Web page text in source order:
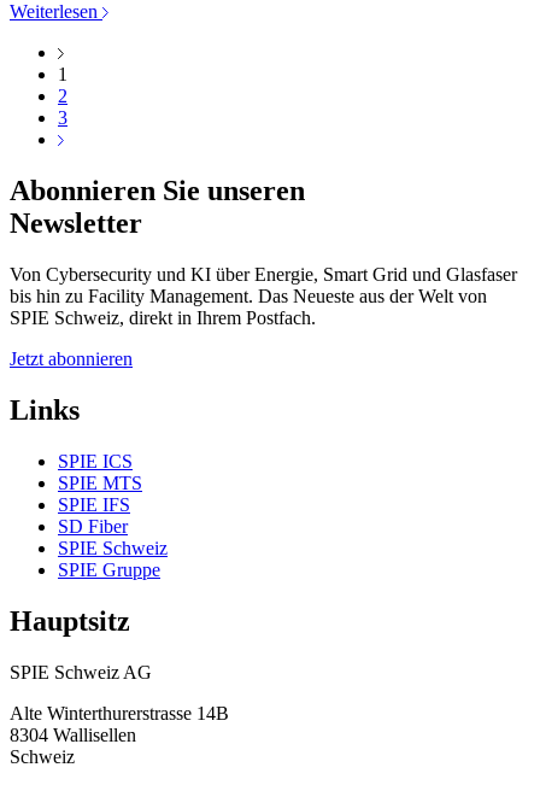
Weiterlesen
1
2
3
Abonnieren Sie unseren
Newsletter
Von Cybersecurity und KI über Energie, Smart Grid und Glasfaser
bis hin zu Facility Management. Das Neueste aus der Welt von
SPIE Schweiz, direkt in Ihrem Postfach.
Jetzt abonnieren
Links
SPIE ICS
SPIE MTS
SPIE IFS
SD Fiber
SPIE Schweiz
SPIE Gruppe
Hauptsitz
SPIE Schweiz AG
Alte Winterthurerstrasse 14B
8304 Wallisellen
Schweiz